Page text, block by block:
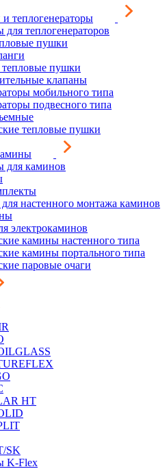
теплогенераторы
для теплогенераторов
пушки
пушки
клапаны
мобильного типа
подвесного типа
тепловые пушки
для каминов
настенного монтажа каминов
электрокаминов
камины настенного типа
камины портального типа
паровые очаги
HT
SK
K-Flex